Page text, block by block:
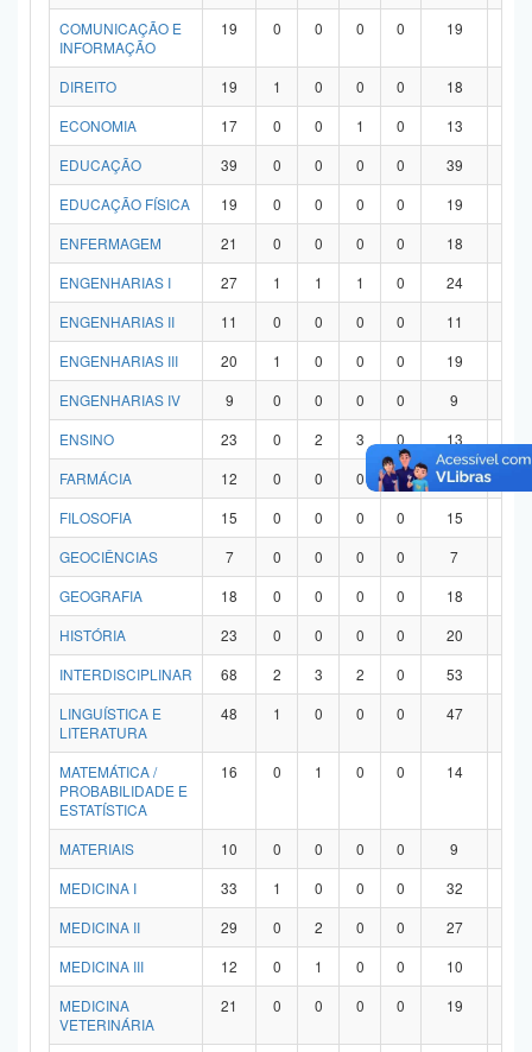
COMUNICAÇÃO E
INFORMAÇÃO
19 0 0 0 0 19
DIREITO 19 1 0 0 0 18
ECONOMIA
17 0 0 1 0 13
EDUCAÇÃO
39 0 0 0 0 39
EDUCAÇÃO FÍSICA
19 0 0 0 0 19
ENFERMAGEM
21 0 0 0 0 18
ENGENHARIAS I
27 1 1 1 0 24
ENGENHARIAS II
11 0 0 0 0 11
ENGENHARIAS III
20 1 0 0 0 19
ENGENHARIAS IV
9 0 0 0 0 9
ENSINO
23 0 2 3 0 13
FARMÁCIA
12 0 0 0 0 12
FILOSOFIA
15 0 0 0 0 15
GEOCIÊNCIAS
7 0 0 0 0 7
GEOGRAFIA
18 0 0 0 0 18
HISTÓRIA
23 0 0 0 0 20
INTERDISCIPLINAR
68 2 3 2 0 53
LINGUÍSTICA E
LITERATURA
48 1 0 0 0 47
MATEMÁTICA /
PROBABILIDADE E
ESTATÍSTICA
16 0 1 0 0 14
MATERIAIS 10 0 0 0 0 9
MEDICINA I
33 1 0 0 0 32
MEDICINA II
29 0 2 0 0 27
MEDICINA III
12 0 1 0 0 10
MEDICINA
VETERINÁRIA
21 0 0 0 0 19